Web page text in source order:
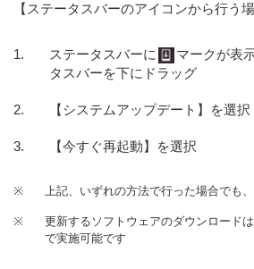
【ステータスバーのアイコンから行う場
ステータスバーに
マークが表
タスバーを下にドラッグ
【システムアップデート】を選択
【今すぐ再起動】を選択
※ 上記、いずれの方法で行った場合でも
※
更新するソフトウェアのダウンロード
で実施可能です